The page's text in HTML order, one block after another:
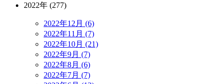
2022年 (277)
2022年12月 (6)
2022年11月 (7)
2022年10月 (21)
2022年9月 (7)
2022年8月 (6)
2022年7月 (7)